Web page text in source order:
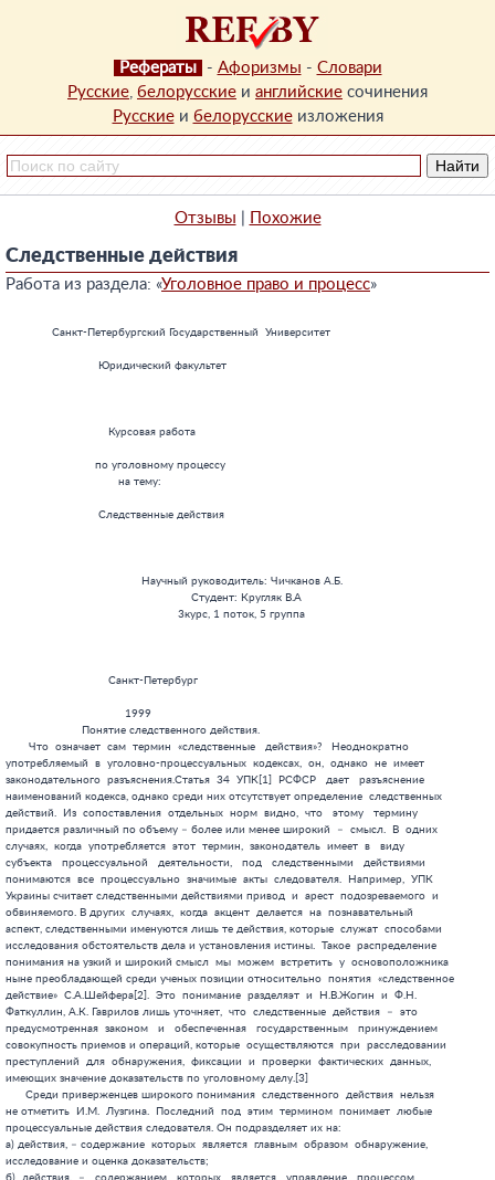
Рефераты - Афоризмы - Словари
Русские, белорусские и английские сочинения
Русскиеи белорусскиеизложения
Отзывы Похожие
Следственные действия
Работа из раздела: «Уголовное право и процесс»